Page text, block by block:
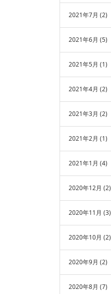
2021年7月 (2)
2021年6月 (5)
2021年5月 (1)
2021年4月 (2)
2021年3月 (2)
2021年2月 (1)
2021年1月 (4)
2020年12月 (2)
2020年11月 (3)
2020年10月 (2)
2020年9月 (2)
2020年8月 (7)